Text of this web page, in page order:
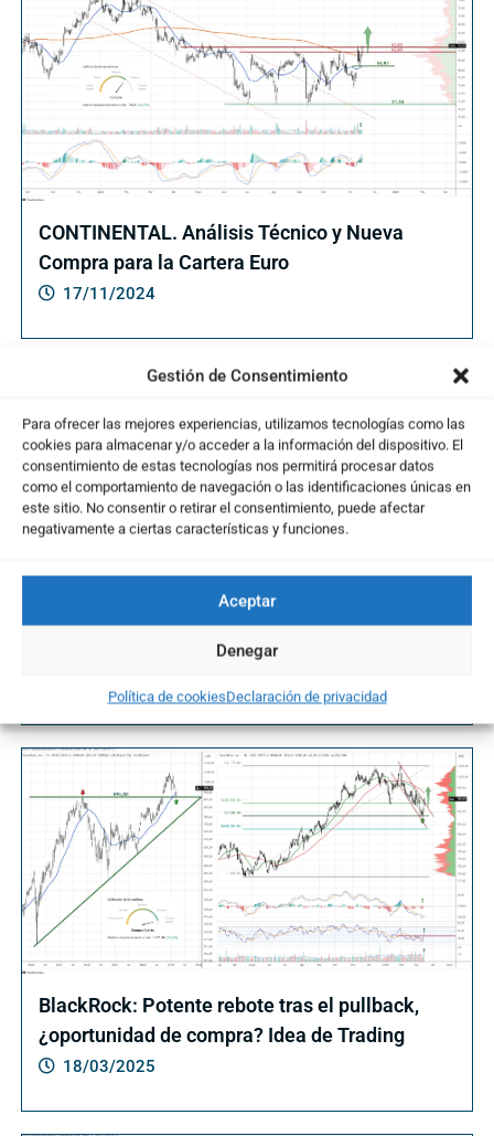
Gestión de Consentimiento
Para ofrecer las mejores experiencias, utilizamos tecnologías como las
cookies para almacenar y/o acceder a la información del dispositivo. El
consentimiento de estas tecnologías nos permitirá procesar datos
como el comportamiento de navegación o las identificaciones únicas en
este sitio. No consentir o retirar el consentimiento, puede afectar
negativamente a ciertas características y funciones.
Aceptar
Denegar
Política de cookiesDeclaración de privacidad
CONTINENTAL. Análisis Técnico y Nueva
Compra para la Cartera Euro
17/11/2024
A-MARK PRECIOUS METALS. Un salto hacia
BlackRock: Potente rebote tras el pullback,
¿oportunidad de compra? Idea de Trading
18/03/2025